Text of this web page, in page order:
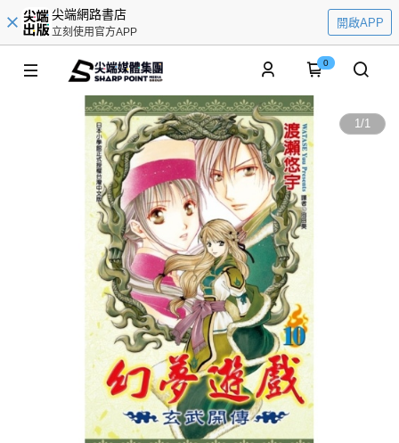
尖端網路書店
立刻使用官方APP
開啟APP
0
1/1